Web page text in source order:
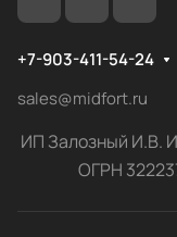
+7-903-411-54-24
sales@midfort.ru
ИП Залозный И.В.
ОГРН